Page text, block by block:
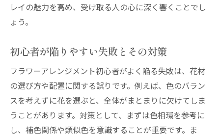
レイの魅力を高め、受け取る人の心に深く響くことでし
ょう。
初心者が陥りやすい失敗とその対策
フラワーアレンジメント初心者がよく陥る失敗は、花材
の選び方や配置に関する誤りです。例えば、色のバラン
スを考えずに花を選ぶと、全体がまとまりに欠けてしま
うことがあります。対策として、まずは色相環を参考に
し、補色関係や類似色を意識することが重要です。ま